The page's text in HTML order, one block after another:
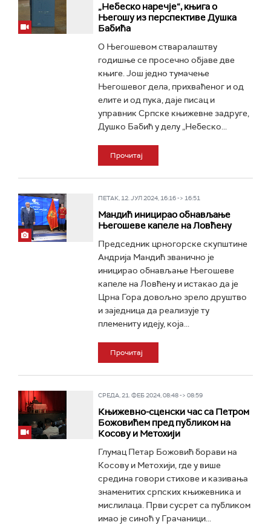
„Небеско наречје“, књига о
Његошу из перспективе Душка
Бабића
О Његошевом стваралаштву
годишње се просечно објаве две
књиге. Још једно тумачење
Његошевог дела, прихваћеног и од
елите и од пука, даје писац и
управник Српске књижевне задруге,
Душко Бабић у делу „Небеско...
Прочитај
ПЕТАК, 12. ЈУЛ 2024, 16:16 -> 16:51
Мандић иницирао обнављање
Његошеве капеле на Ловћену
Председник црногорске скупштине
Андрија Мандић званично је
иницирао обнављање Његошеве
капеле на Ловћену и истакао да је
Црна Гора довољно зрело друштво
и заједница да реализује ту
племениту идеју, која...
Прочитај
СРЕДА, 21. ФЕБ 2024, 08:48 -> 08:59
Књижевно-сценски час са Петром
Божовићем пред публиком на
Косову и Метохији
Глумац Петар Божовић борави на
Косову и Метохији, где у више
средина говори стихове и казивања
знаменитих српских књижевника и
мислилаца. Први сусрет са публиком
имао је синоћ у Грачаници...